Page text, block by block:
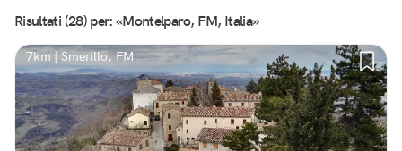
Risultati (28) per: «Montelparo, FM, Italia»
7km | Smerillo, FM